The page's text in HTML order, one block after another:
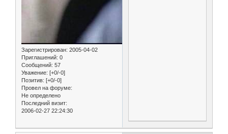
Зарегистрирован: 2005-04-02
Приглашений: 0
Сообщений: 57
Уважение: [+0/-0]
Позитив: [+0/-0]
Провел на форуме:
Не определено
Последний визит:
2006-02-27 22:24:30